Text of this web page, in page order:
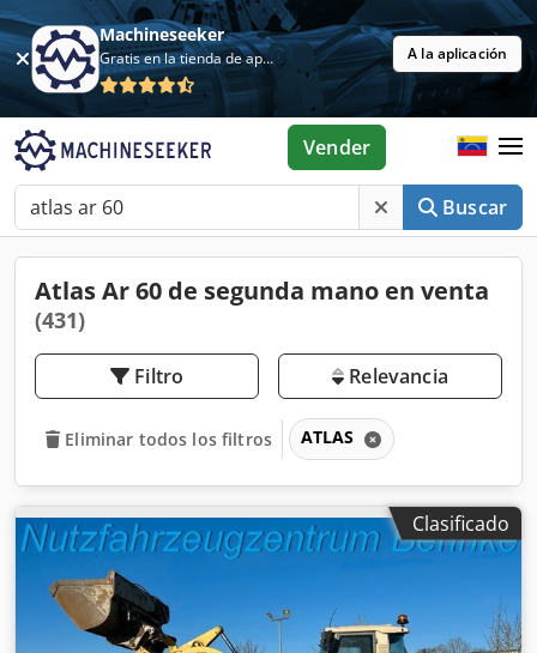
Machineseeker
Gratis en la tienda de aplicaciones A la aplicación
Buscar
Vender
Atlas Ar 60 de segunda mano en venta
(431)
Filtro Relevancia
Eliminar todos los filtros ATLAS
Clasificado